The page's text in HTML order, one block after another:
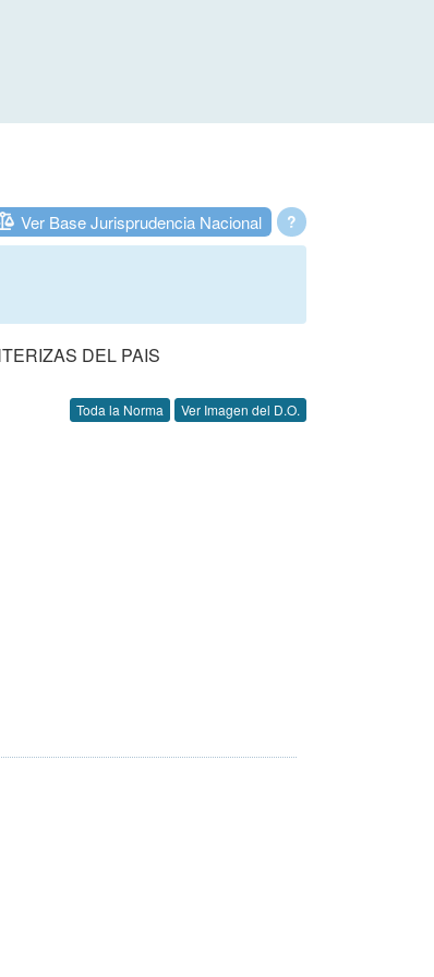
?
Ver Base Jurisprudencia Nacional
DEL PAIS
Toda la Norma Ver Imagen del D.O.